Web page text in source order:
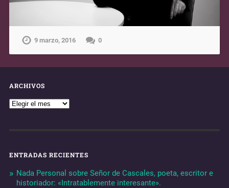
9 marzo, 2016 0
ARCHIVOS
ENTRADAS RECIENTES
Nada Personal sobre Señor de Cascales, poeta, escritor e
historiador: «Intratablemente interesante».